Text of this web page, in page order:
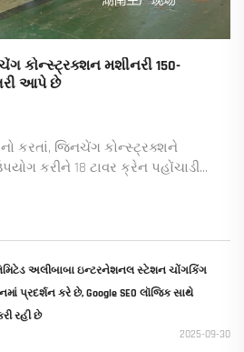
કોન્સ્ટ્રક્શન મશીનરી 150-
આપે છે
કરતાં, જિનચેંગ કોન્સ્ટ્રક્શને
કરીને 18 ટાવર ક્રેન પહોંચાડી
અલીબાબા ઇન્ટરનેશનલ સ્ટેશન ચોંગકિંગ
પ્રદર્શન કરે છે, Google SEO લૉજિક સાથે
રહી છે
2025-09-30